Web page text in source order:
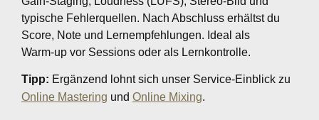
typische Fehlerquellen. Nach Abschluss erhältst du
Score, Note und Lernempfehlungen. Ideal als
Warm‑up vor Sessions oder als Lernkontrolle.
Tipp: Ergänzend lohnt sich unser Service‑Einblick zu
Online Mastering und Online Mixing.